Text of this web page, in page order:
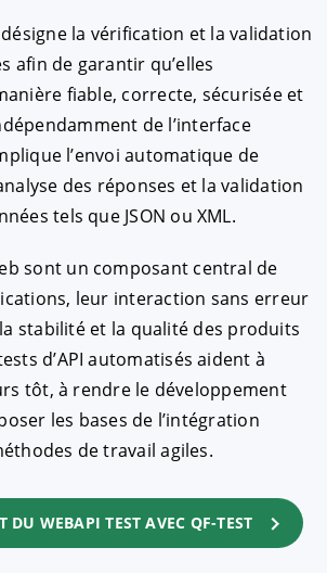
désigne la vérification et la validation
afin de garantir qu’elles
fiable, correcte, sécurisée et
de l’interface
l’envoi automatique de
des réponses et la validation
tels que JSON ou XML.
sont un composant central de
leur interaction sans erreur
stabilité et la qualité des produits
d’API automatisés aident à
tôt, à rendre le développement
les bases de l’intégration
de travail agiles.
DU WEBAPI TEST AVEC QF-TEST